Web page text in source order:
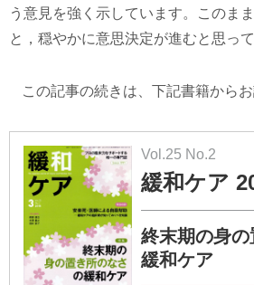
う意見を強く示しています。このま
と，穏やかに意思決定が進むと思っ
この記事の続きは、下記書籍から
Vol.25 No.2
緩和ケア
終末期の身
緩和ケア